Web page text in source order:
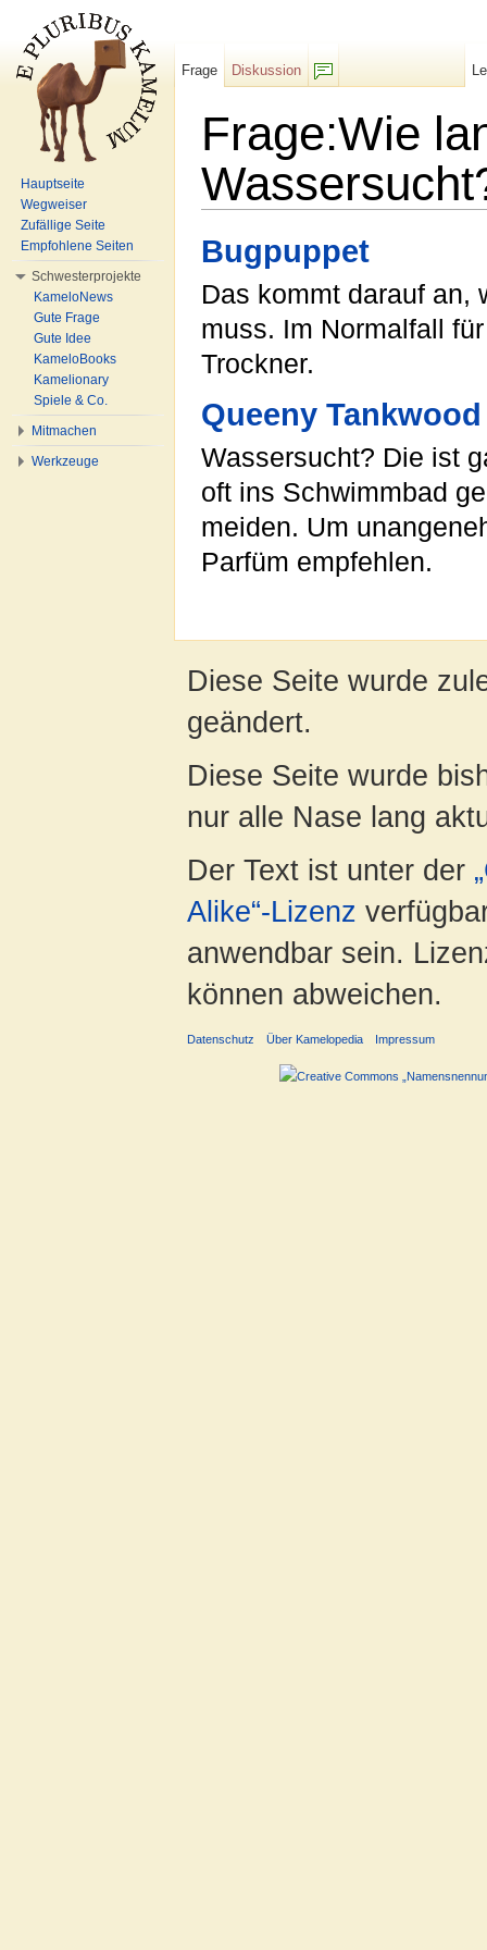
Frage:Wie
Bugpuppet
Das kommt darauf an,
muss. Im Normalfall
Trockner.
Queeny Tankwood
Wassersucht? Die ist
oft ins Schwimmbad
meiden. Um
Parfüm empfehlen.
Frage
Diskussion
Hauptseite
Wegweiser
Zufällige Seite
Empfohlene Seiten
Schwesterprojekte
KameloNews
Gute Frage
Gute Idee
KameloBooks
Kamelionary
Spiele & Co.
Mitmachen
Werkzeuge
Diese Seite wurde
geändert.
Diese Seite wurde
nur alle Nase lang
Der Text ist unter der
Alike“-Lizenz
anwendbar sein.
können abweichen.
Datenschutz Über Kamelopedia Impressum